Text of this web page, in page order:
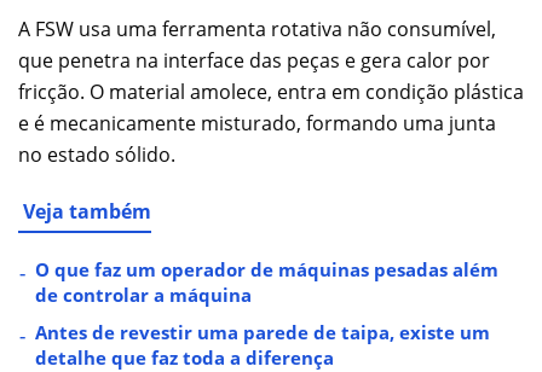
A FSW usa uma ferramenta rotativa não consumível,
que penetra na interface das peças e gera calor por
fricção. O material amolece, entra em condição plástica
e é mecanicamente misturado, formando uma junta
no estado sólido.
Veja também
O que faz um operador de máquinas pesadas além
de controlar a máquina
Antes de revestir uma parede de taipa, existe um
detalhe que faz toda a diferença